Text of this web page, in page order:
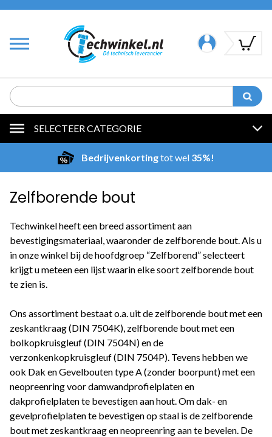
SELECTEER CATEGORIE
Bedrijvenkortingtot wel 35%!
Zelfborende bout
Techwinkel heeft een breed assortiment aan
bevestigingsmateriaal, waaronder de zelfborende bout. Als u
in onze winkel bij de hoofdgroep “Zelfborend” selecteert
krijgt u meteen een lijst waarin elke soort zelfborende bout
te zien is.
Ons assortiment bestaat o.a. uit de zelfborende bout met een
zeskantkraag (DIN 7504K), zelfborende bout met een
bolkopkruisgleuf (DIN 7504N) en de
verzonkenkopkruisgleuf (DIN 7504P). Tevens hebben we
ook Dak en Gevelbouten type A (zonder boorpunt) met een
neopreenring voor damwandprofielplaten en
dakprofielplaten te bevestigen aan hout. Om dak- en
gevelprofielplaten te bevestigen op staal is de zelfborende
bout met zeskantkraag en neopreenring aan te bevelen. De